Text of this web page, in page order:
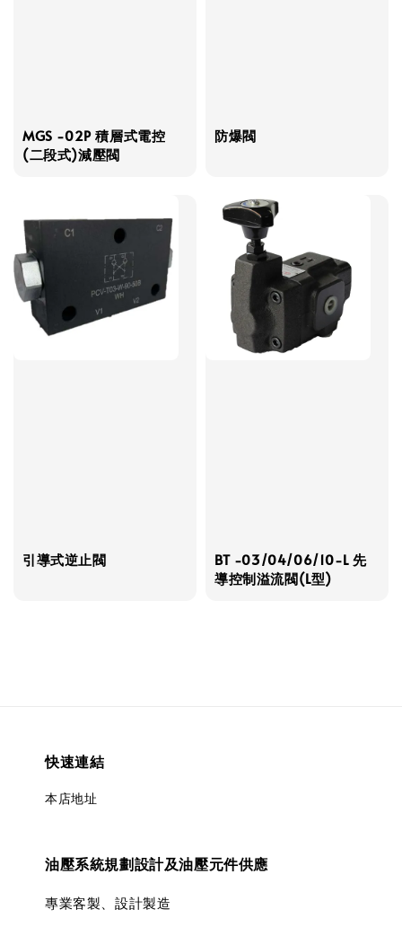
MGS -02P 積層式電控
(二段式)減壓閥
防爆閥
引導式逆止閥
BT -03/04/06/10-L 先
導控制溢流閥(L型)
快速連結
本店地址
油壓系統規劃設計及油壓元件供應
專業客製、設計製造